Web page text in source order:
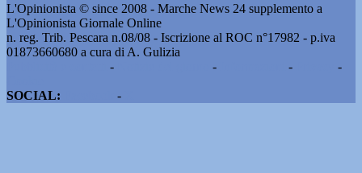
L'Opinionista © since 2008 - Marche News 24 supplemento a
L'Opinionista Giornale Online
n. reg. Trib. Pescara n.08/08 - Iscrizione al ROC n°17982 - p.iva
01873660680 a cura di A. Gulizia
- - -
-
SOCIAL:
-